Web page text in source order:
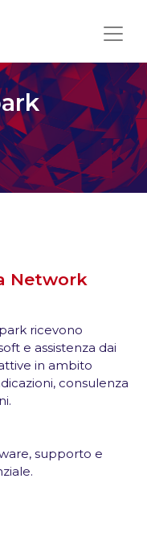
Network
ricevono
e assistenza dai
in ambito
consulenza
supporto e